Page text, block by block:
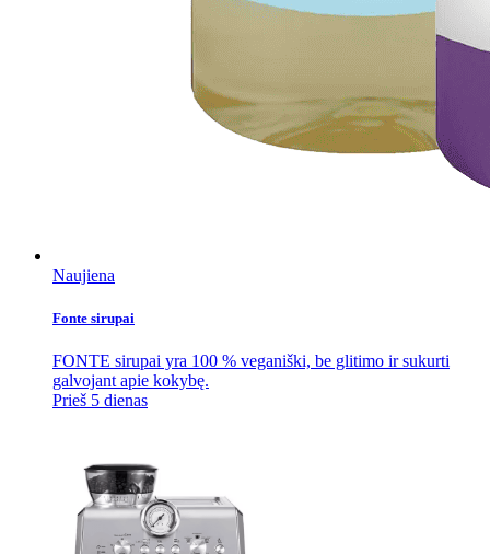
Naujiena
Fonte sirupai
FONTE sirupai yra 100 % veganiški, be glitimo ir sukurti
galvojant apie kokybę.
Prieš 5 dienas